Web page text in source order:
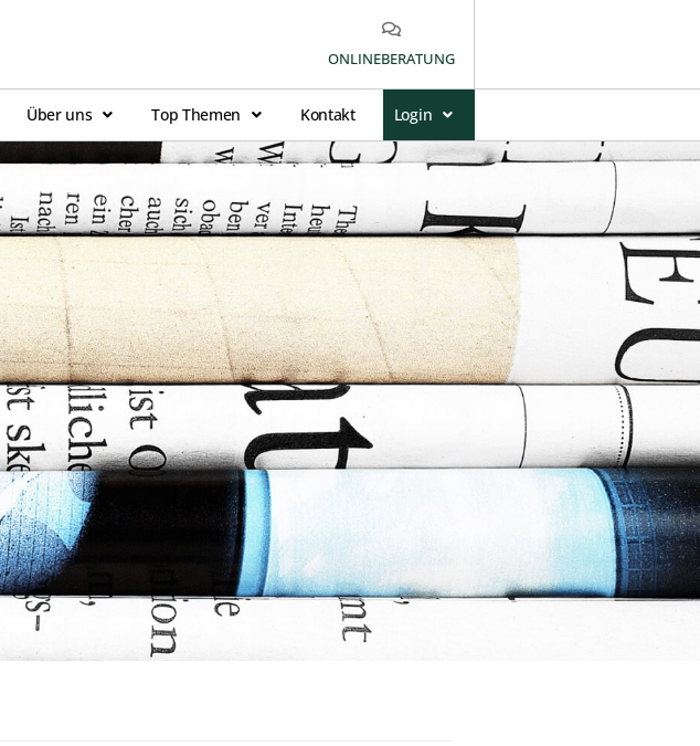
ONLINEBERATUNG
Über uns Top Themen Kontakt Login